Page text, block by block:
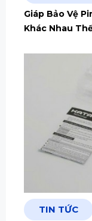
Giáp Bảo Vệ
Khác Nhau
TIN TỨC